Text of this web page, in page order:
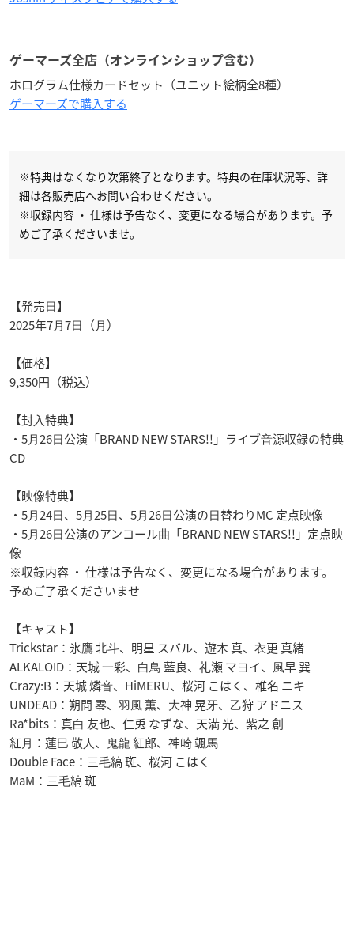
ゲーマーズ全店（オンラインショップ含む）
ホログラム仕様カードセット（ユニット絵柄全8種）
ゲーマーズで購入する
※特典はなくなり次第終了となります。特典の在庫状況等、詳
細は各販売店へお問い合わせください。
※収録内容 ・ 仕様は予告なく、変更になる場合があります。予
めご了承くださいませ。
【発売⽇】
2025年7⽉7⽇（⽉）
【価格】
9,350円（税込）
【封⼊特典】
・5⽉26⽇公演「BRAND NEW STARS!!」ライブ⾳源収録の特典
CD
【映像特典】
・5⽉24⽇、5⽉25⽇、5⽉26⽇公演の⽇替わりMC 定点映像
・5⽉26⽇公演のアンコール曲「BRAND NEW STARS!!」定点映
像
※収録内容 ・ 仕様は予告なく、変更になる場合があります。
予めご了承くださいませ
【キャスト】
Trickstar：氷鷹 北⽃、明星 スバル、遊⽊ 真、⾐更 真緒
ALKALOID：天城 ⼀彩、⽩⿃ 藍良、礼瀬 マヨイ、⾵早 巽
Crazy:B：天城 燐⾳、HiMERU、桜河 こはく、椎名 ニキ
UNDEAD：朔間 零、⽻⾵ 薫、⼤神 晃⽛、⼄狩 アドニス
Ra*bits：真⽩ 友也、仁兎 なずな、天満 光、紫之 創
紅⽉：蓮⺒ 敬⼈、⻤⿓ 紅郎、神崎 颯⾺
Double Face：三⽑縞 斑、桜河 こはく
MaM：三⽑縞 斑